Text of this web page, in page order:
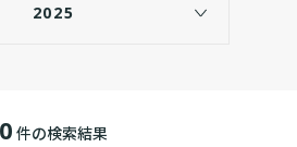
2025
0 件の検索結果